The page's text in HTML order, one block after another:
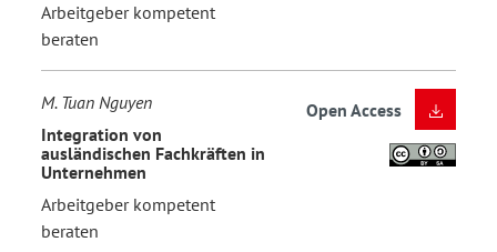
Arbeitgeber kompetent
beraten
M. Tuan Nguyen
Integration von
ausländischen Fachkräften in
Unternehmen
Arbeitgeber kompetent
beraten
Open Access